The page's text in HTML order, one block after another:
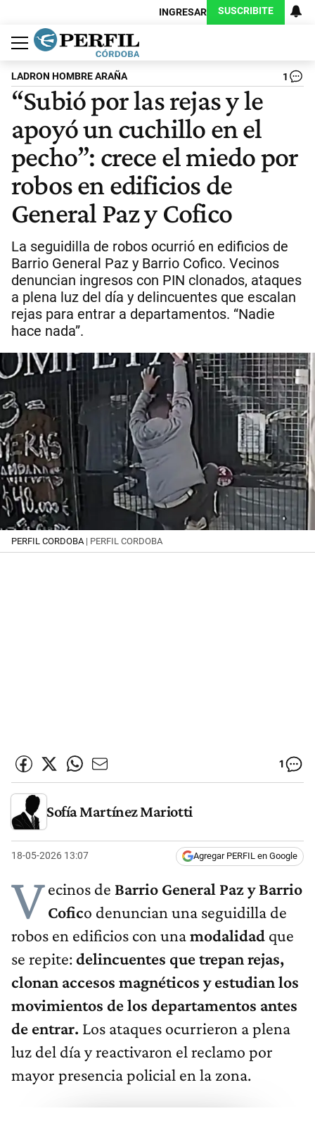
INGRESAR SUSCRIBITE
Política
Economía
Judiciales
Sociedad
Cultura
Espectáculos
Deportes
Protagonistas
LADRON HOMBRE ARAÑA 1
“Subió por las rejas y le
apoyó un cuchillo en el
pecho”: crece el miedo por
robos en edificios de
General Paz y Cofico
La seguidilla de robos ocurrió en edificios de
Barrio General Paz y Barrio Cofico. Vecinos
denuncian ingresos con PIN clonados, ataques
a plena luz del día y delincuentes que escalan
rejas para entrar a departamentos. “Nadie
hace nada”.
PERFIL CORDOBA | PERFIL CORDOBA
1
Sofía Martínez Mariotti
18-05-2026 13:07 Agregar PERFIL en Google
Vecinos de Barrio General Paz y Barrio
Cofico denuncian una seguidilla de
robos en edificios con unamodalidad que
se repite:delincuentes que trepan rejas,
clonan accesos magnéticos y estudian los
movimientos de los departamentos antes
de entrar. Los ataques ocurrieron a plena
luz del día y reactivaron el reclamo por
mayor presencia policial en la zona.